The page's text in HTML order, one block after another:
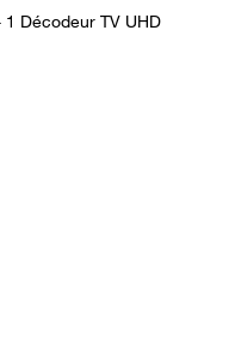
Décodeur TV UHD